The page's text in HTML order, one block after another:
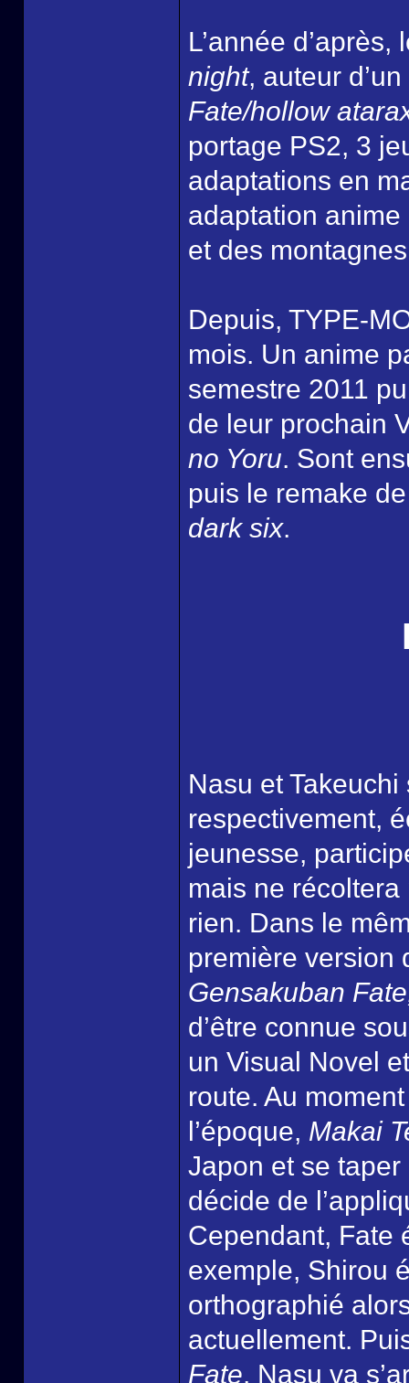
L’année
night, auteur
Fate/hollow
portage PS2, 3
adaptations en
adaptation
et des
Depuis, TYPE-
mois. Un anime
semestre 2011
de leur prochain
no Yoru. Sont
puis le remake
dark six.
Nasu et
respectivement,
jeunesse,
mais ne
rien. Dans le
première version
Gensakuban
d’être connue
un Visual Novel
route. Au
l’époque, Makai
Japon et se
décide de
Cependant, Fate
exemple, Shirou
orthographié
actuellement.
Fate, Nasu va